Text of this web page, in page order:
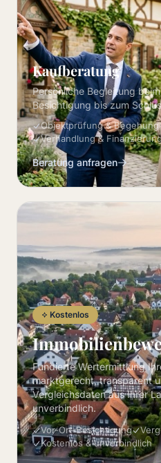
Kaufberatung
Persönliche Begleitung
Besichtigung bis zum
Objektprüfung & Begehung
Verhandlung &
Beratung anfragen
Kostenlos
Fundierte Wertermittlung
marktgerecht, transparent
Vergleichsdaten aus Ihrer
unverbindlich.
Vor-Ort-Besichtigung
Kostenlos & unverbindlich